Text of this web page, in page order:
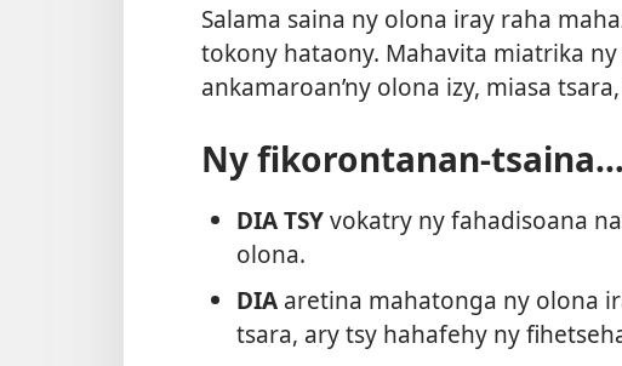
Salama saina ny olona iray raha
tokony hataony. Mahavita miatrika
ankamaroan’ny olona izy, miasa
Ny fikorontanan-tsaina...
DIA TSYvokatry ny fahadisoana
olona.
DIAaretina mahatonga ny olona
tsara, ary tsy hahafehy ny